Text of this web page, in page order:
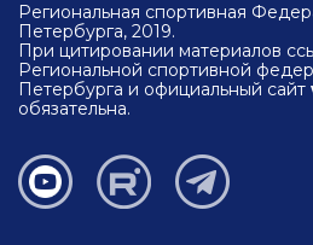
Региональная спортивная
Петербурга, 2019.
При цитировании материалов
Региональной спортивной
Петербурга и официальный сайт
обязательна.